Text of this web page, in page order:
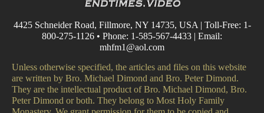
4425 Schneider Road, Fillmore, NY 14735, USA | Toll-Free: 1-
800-275-1126 • Phone: 1-585-567-4433 | Email:
mhfm1@aol.com
Unless otherwise specified, the articles and files on this website
are written by Bro. Michael Dimond and Bro. Peter Dimond.
They are the intellectual product of Bro. Michael Dimond, Bro.
Peter Dimond or both. They belong to Most Holy Family